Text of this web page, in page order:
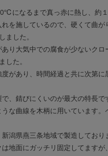
になるまで真っ赤に熱し、約
を施しているので、硬くて曲が
ました。
り大気中での腐食が少ないク
した。
があり、時間経過と共に次第
、錆びにくいのが最大の特長
な曲線を木柄に用いています
潟県燕三条地域で製造しており
地面にガッチリ固定してます